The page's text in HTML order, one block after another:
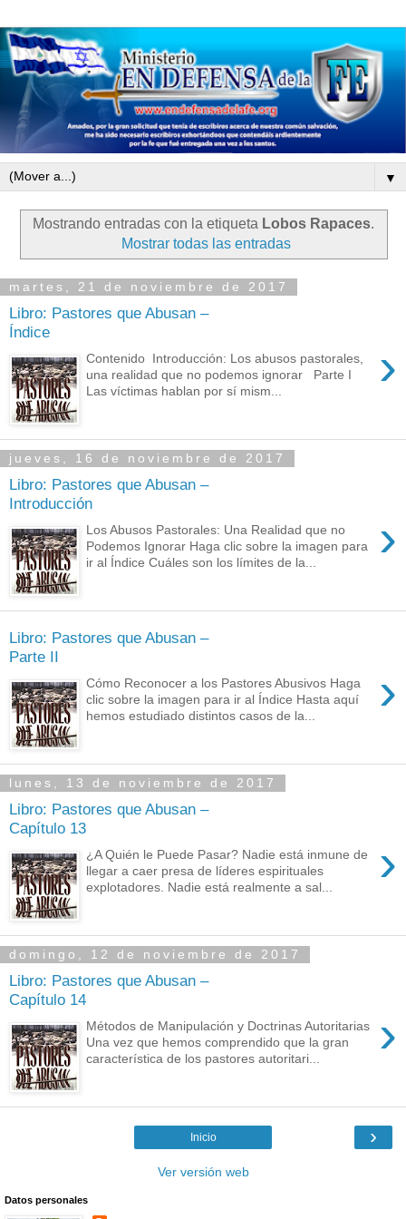
▼
Mostrando entradas con la etiqueta Lobos Rapaces.
Mostrar todas las entradas
martes, 21 de noviembre de 2017
Libro: Pastores que Abusan –
Índice
›
Contenido Introducción: Los abusos pastorales,
una realidad que no podemos ignorar Parte I
Las víctimas hablan por sí mism...
jueves, 16 de noviembre de 2017
Libro: Pastores que Abusan –
Introducción
›
Los Abusos Pastorales: Una Realidad que no
Podemos Ignorar Haga clic sobre la imagen para
ir al Índice Cuáles son los límites de la...
Libro: Pastores que Abusan –
Parte II
›
Cómo Reconocer a los Pastores Abusivos Haga
clic sobre la imagen para ir al Índice Hasta aquí
hemos estudiado distintos casos de la...
lunes, 13 de noviembre de 2017
Libro: Pastores que Abusan –
Capítulo 13
›
¿A Quién le Puede Pasar? Nadie está inmune de
llegar a caer presa de líderes espirituales
explotadores. Nadie está realmente a sal...
domingo, 12 de noviembre de 2017
Libro: Pastores que Abusan –
Capítulo 14
›
Métodos de Manipulación y Doctrinas Autoritarias
Una vez que hemos comprendido que la gran
característica de los pastores autoritari...
›
Inicio
Ver versión web
Datos personales